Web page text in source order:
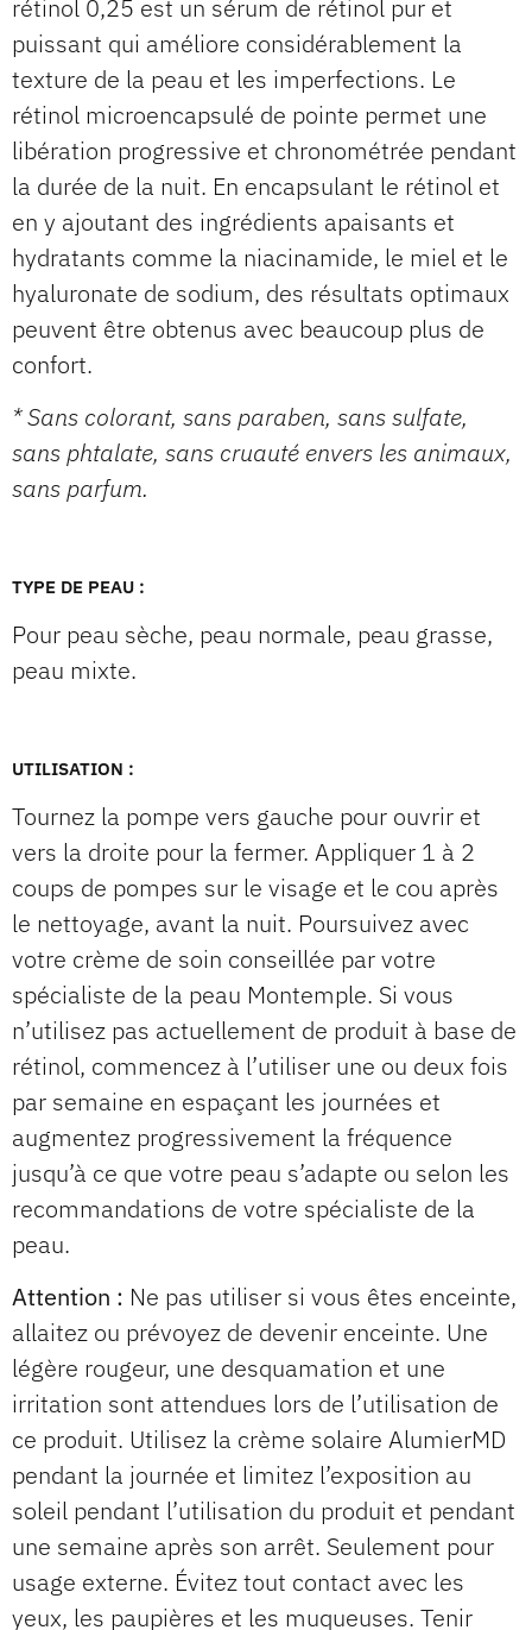
rétinol 0,25 est un sérum de rétinol pur et
puissant qui améliore considérablement la
texture de la peau et les imperfections. Le
rétinol microencapsulé de pointe permet une
libération progressive et chronométrée pendant
la durée de la nuit. En encapsulant le rétinol et
en y ajoutant des ingrédients apaisants et
hydratants comme la niacinamide, le miel et le
hyaluronate de sodium, des résultats optimaux
peuvent être obtenus avec beaucoup plus de
confort.
* Sans colorant, sans paraben, sans sulfate,
sans phtalate, sans cruauté envers les animaux,
sans parfum.
TYPE DE PEAU :
Pour peau sèche, peau normale, peau grasse,
peau mixte.
UTILISATION :
Tournez la pompe vers gauche pour ouvrir et
vers la droite pour la fermer. Appliquer 1 à 2
coups de pompes sur le visage et le cou après
le nettoyage, avant la nuit. Poursuivez avec
votre crème de soin conseillée par votre
spécialiste de la peau Montemple. Si vous
n’utilisez pas actuellement de produit à base de
rétinol, commencez à l’utiliser une ou deux fois
par semaine en espaçant les journées et
augmentez progressivement la fréquence
jusqu’à ce que votre peau s’adapte ou selon les
recommandations de votre spécialiste de la
peau.
Attention : Ne pas utiliser si vous êtes enceinte,
allaitez ou prévoyez de devenir enceinte. Une
légère rougeur, une desquamation et une
irritation sont attendues lors de l’utilisation de
ce produit. Utilisez la crème solaire AlumierMD
pendant la journée et limitez l’exposition au
soleil pendant l’utilisation du produit et pendant
une semaine après son arrêt. Seulement pour
usage externe. Évitez tout contact avec les
yeux, les paupières et les muqueuses. Tenir